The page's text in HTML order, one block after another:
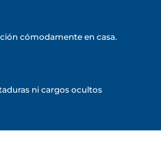
cómodamente en casa.
ni cargos ocultos